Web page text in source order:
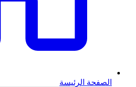
الصفحة الرئيسة